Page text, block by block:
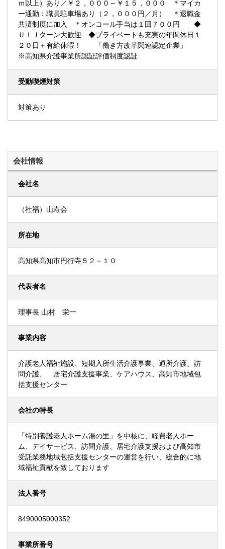
ｍ以上）あり／￥２，０００～￥１５，０００ ＊マイカ
ー通勤：職員駐車場あり（２，０００円／月） ＊退職金
共済制度に加入 ＊オンコール手当は１回７００円 ◆
ＵＩＪターン大歓迎 ◆プライベートも充実の年間休日１
２０日＋有給休暇！ 「働き方改革関連認定企業」
※高知県介護事業所認証評価制度認証
受動喫煙対策
対策あり
会社情報
会社名
（社福）山寿会
所在地
高知県高知市円行寺５２－１０
代表者名
理事長 山村 栄一
事業内容
介護老人福祉施設、短期入所生活介護事業、通所介護、訪
問介護、 居宅介護支援事業、ケアハウス、高知市地域包
括支援センター
会社の特長
「特別養護老人ホーム湯の里」を中核に、軽費老人ホー
ム、デイサービス、訪問介護、居宅介護支援および高知市
受託業務地域包括支援センターの運営を行い、総合的に地
域福祉貢献を致しております
法人番号
8490005000352
事業所番号